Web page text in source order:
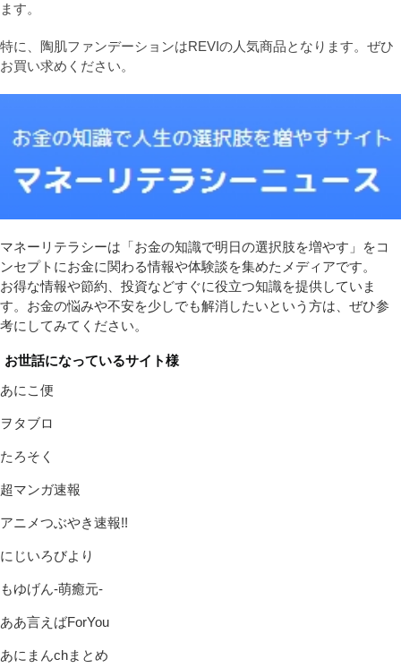
ます。
特に、陶肌ファンデーションはREVIの人気商品となります。ぜひ
お買い求めください。
マネーリテラシーは「お金の知識で明日の選択肢を増やす」をコ
ンセプトにお金に関わる情報や体験談を集めたメディアです。
お得な情報や節約、投資などすぐに役立つ知識を提供していま
す。お金の悩みや不安を少しでも解消したいという方は、ぜひ参
考にしてみてください。
お世話になっているサイト様
あにこ便
ヲタブロ
たろそく
超マンガ速報
アニメつぶやき速報!!
にじいろびより
もゆげん-萌癒元-
ああ言えばForYou
あにまんchまとめ